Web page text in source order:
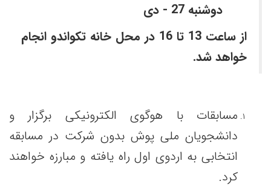
دوشنبه 27 - دی
از ساعت 13 تا 16 در محل خانه تکواندو انجام
خواهد شد.
مسابقات با هوگوی الکترونیکی برگزار و
دانشجویان ملی پوش بدون شرکت در مسابقه
انتخابی به اردوی اول راه یافته و مبارزه خواهند
کرد.